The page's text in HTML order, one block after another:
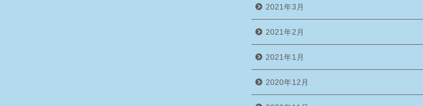
2021年3月
2021年2月
2021年1月
2020年12月